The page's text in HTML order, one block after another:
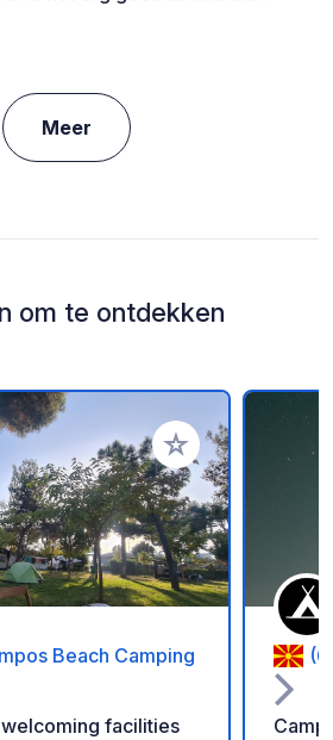
Meer
om te ontdekken
Voeg toe aan je
Beach Camping
facilities